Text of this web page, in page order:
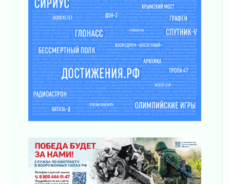
«Корвет» на страже
31 июля 2026
Правила для жизни
31 июля 2026
С рабочим визитом
31 июля 2026
В Шлиссельбурге прошла акция «Белый
кораблик Памяти»
31 июля 2026
Новые возможности для творчества
За сухими цифрами — реальная жизнь
31 июля 2026
От инженера-создателя к волонтёрам
«Созидателям»